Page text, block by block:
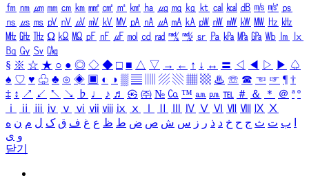
㎙ ㎚ ㎛ ㎜ ㎝ ㎞ ㎟ ㎠ ㎡ ㎢ ㏊ ㎍ ㎎ ㎏ ㏏ ㎈ ㎉ ㏈ ㎧ ㎨ ㎰
㎱ ㎲ ㎳ ㎴ ㎵ ㎶ ㎷ ㎸ ㎹ ㎀ ㎁ ㎂ ㎃ ㎄ ㎺ ㎻ ㎽ ㎾ ㎿ ㎐ ㎑
㎒ ㎓ ㎔ Ω ㏀ ㏁ ㎊ ㎋ ㎌ ㏖ ㏅ ㎭ ㎮ ㎯ ㏛ ㎩ ㎪ ㎫ ㎬ ㏝ ㏐
㏓
㏃ ㏉ ㏜ ㏆
§ ※ ☆ ★ ○ ● ◎ ◇ ◆ □ ■ △ ▽ → ← ↑ ↓ ↔ 〓 ◁ ◀ ▷ ▶ ♤
♠ ♡ ♥ ♧ ♣ ⊙ ◈ ▣ ◐ ◑ ▒ ▤ ▨ ▧ ▦ ▩ ♨ ☏ ☎ ☜ ☞ ¶ †
‡ ↕ ↗ ↙ ↖ ↘ ♭ ♩ ♪ ♬ ㉿ ㈜ № ㏇ ™ ㏂ ㏘ ℡ ＃ ＆ ＊ ＠ ª º
ⅰ
ⅱ ⅲ ⅳ ⅴ ⅵ ⅶ ⅷ ⅸ ⅹ Ⅳ Ⅴ Ⅵ Ⅶ Ⅷ Ⅸ Ⅹ
ب ت ث ج ح خ د ذ ر ز س ش ص ض ط ظ ع غ ف ق ک ل م ن ه
و ی
닫기